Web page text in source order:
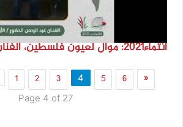
«
1 2 3 4 5 6
Page 4 of 27